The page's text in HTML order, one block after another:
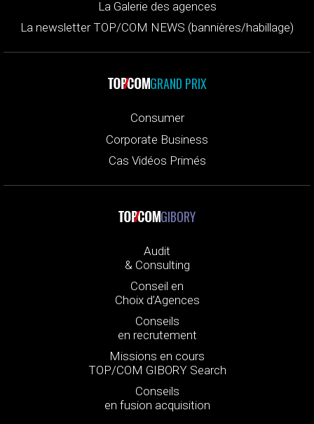
La Galerie des agences
La newsletter TOP/COM NEWS (bannières/habillage)
GRAND PRIX
Consumer
Corporate Business
Cas Vidéos Primés
GIBORY
Audit
& Consulting
Conseil en
Choix d’Agences
Conseils
en recrutement
Missions en cours
TOP/COM GIBORY Search
Conseils
en fusion acquisition